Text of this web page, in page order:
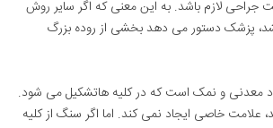
جراحی لازم باشد. به این معنی که اگر سایر روش
پزشک دستور می دهد بخشی از روده بزرگ
معدنی و نمک است که در کلیه هاتشکیل می شود.
علامت خاصی ایجاد نمی کند. اما اگر سنگ از کلیه